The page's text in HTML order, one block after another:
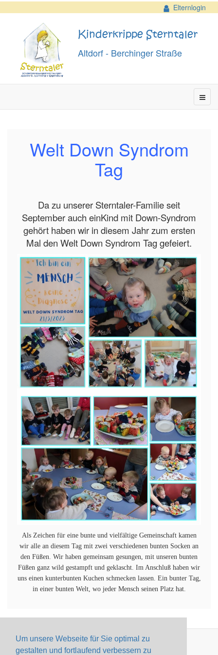
Um unsere Webseite für Sie optimal zu
gestalten und fortlaufend verbessern zu
Elternlogin
Kinderkrippe Sterntaler
Altdorf - Berchinger Straße
Welt Down Syndrom
Tag
Da zu unserer Sterntaler-Familie seit
September auch einKind mit Down-Syndrom
gehört haben wir in diesem Jahr zum ersten
Mal den Welt Down Syndrom Tag gefeiert.
Als Zeichen für eine bunte und vielfältige Gemeinschaft kamen
wir alle an diesem Tag mit zwei verschiedenen bunten Socken an
den Füßen. Wir haben gemeinsam gesungen, mit unseren bunten
Füßen ganz wild gestampft und geklascht. Im Anschluß haben wir
uns einen kunterbunten Kuchen schmecken lassen. Ein bunter Tag,
in einer bunten Welt, wo jeder Mensch seinen Platz hat.
Impressum